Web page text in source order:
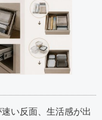
い反面、生活感が出